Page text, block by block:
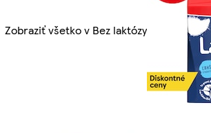
Zobraziť všetko v Bez laktózy